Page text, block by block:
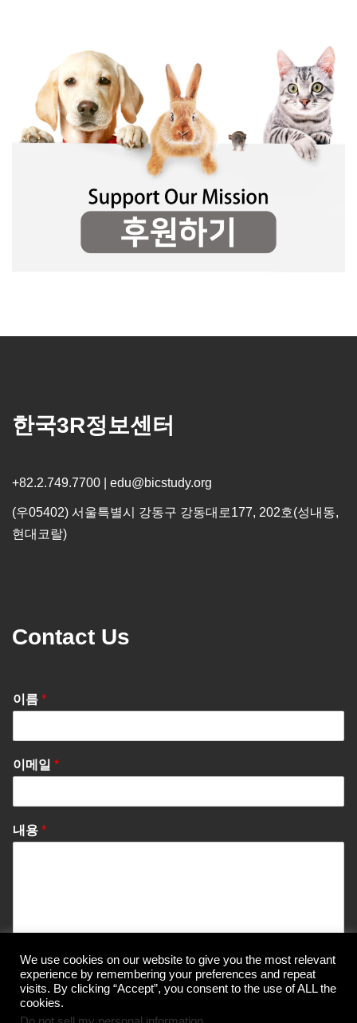
한국3R정보센터
+82.2.749.7700 | edu@bicstudy.org
(우05402) 서울특별시 강동구 강동대로177, 202호(성내동,
현대코랄)
Contact Us
이름 *
이메일 *
내용 *
Send Message
We use cookies on our website to give you the most relevant
experience by remembering your preferences and repeat
visits. By clicking “Accept”, you consent to the use of ALL the
cookies.